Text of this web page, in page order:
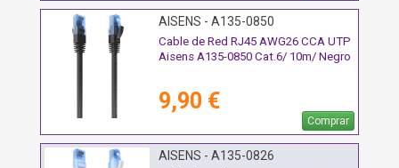
AISENS - A135-0850
Cable de Red RJ45 AWG26 CCA UTP
Aisens A135-0850 Cat.6/ 10m/ Negro
9,90 €
Comprar
AISENS - A135-0826